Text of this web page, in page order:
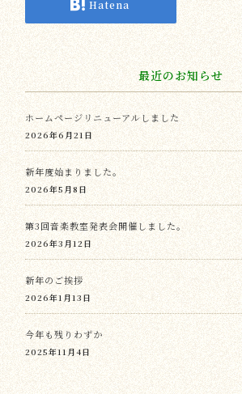
Hatena
最近のお知らせ
ホームページリニューアルしました
2026年6月21日
新年度始まりました。
2026年5月8日
第3回音楽教室発表会開催しました。
2026年3月12日
新年のご挨拶
2026年1月13日
今年も残りわずか
2025年11月4日